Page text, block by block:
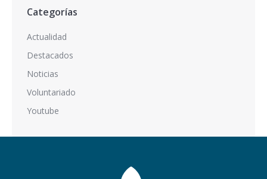
Categorías
Actualidad
Destacados
Noticias
Voluntariado
Youtube